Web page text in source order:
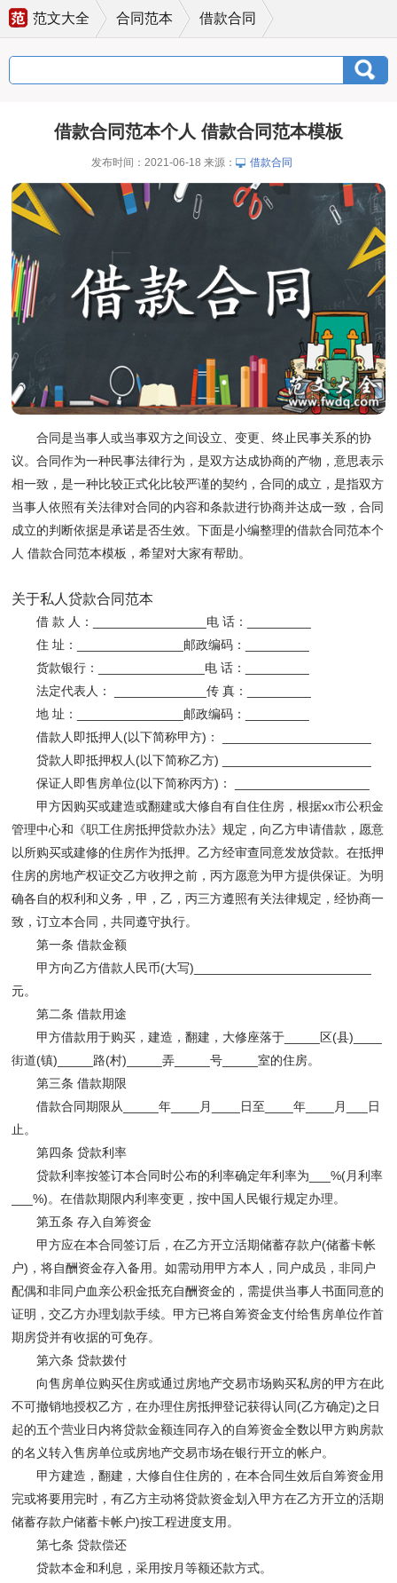
范文大全 合同范本 借款合同
借款合同范本个人 借款合同范本模板
发布时间：2021-06-18 来源： 借款合同
合同是当事人或当事双方之间设立、变更、终止民事关系的协
议。合同作为一种民事法律行为，是双方达成协商的产物，意思表示
相一致，是一种比较正式化比较严谨的契约，合同的成立，是指双方
当事人依照有关法律对合同的内容和条款进行协商并达成一致，合同
成立的判断依据是承诺是否生效。下面是小编整理的借款合同范本个
人 借款合同范本模板，希望对大家有帮助。
关于私人贷款合同范本
借 款 人：________________电 话：_________
住 址：_______________邮政编码：_________
货款银行：_______________电 话：_________
法定代表人： _____________传 真：_________
地 址：_______________邮政编码：_________
借款人即抵押人(以下简称甲方)： _____________________
贷款人即抵押权人(以下简称乙方) _____________________
保证人即售房单位(以下简称丙方)： ___________________
甲方因购买或建造或翻建或大修自有自住住房，根据xx市公积金
管理中心和《职工住房抵押贷款办法》规定，向乙方申请借款，愿意
以所购买或建修的住房作为抵押。乙方经审查同意发放贷款。在抵押
住房的房地产权证交乙方收押之前，丙方愿意为甲方提供保证。为明
确各自的权利和义务，甲，乙，丙三方遵照有关法律规定，经协商一
致，订立本合同，共同遵守执行。
第一条 借款金额
甲方向乙方借款人民币(大写)_________________________
元。
第二条 借款用途
甲方借款用于购买，建造，翻建，大修座落于_____区(县)____
街道(镇)_____路(村)_____弄_____号_____室的住房。
第三条 借款期限
借款合同期限从_____年____月____日至____年____月___日
止。
第四条 贷款利率
贷款利率按签订本合同时公布的利率确定年利率为___%(月利率
___%)。在借款期限内利率变更，按中国人民银行规定办理。
第五条 存入自筹资金
甲方应在本合同签订后，在乙方开立活期储蓄存款户(储蓄卡帐
户)，将自酬资金存入备用。如需动用甲方本人，同户成员，非同户
配偶和非同户血亲公积金抵充自酬资金的，需提供当事人书面同意的
证明，交乙方办理划款手续。甲方已将自筹资金支付给售房单位作首
期房贷并有收据的可免存。
第六条 贷款拨付
向售房单位购买住房或通过房地产交易市场购买私房的甲方在此
不可撤销地授权乙方，在办理住房抵押登记获得认同(乙方确定)之日
起的五个营业日内将贷款金额连同存入的自筹资金全数以甲方购房款
的名义转入售房单位或房地产交易市场在银行开立的帐户。
甲方建造，翻建，大修自住住房的，在本合同生效后自筹资金用
完或将要用完时，有乙方主动将贷款资金划入甲方在乙方开立的活期
储蓄存款户储蓄卡帐户)按工程进度支用。
第七条 贷款偿还
贷款本金和利息，采用按月等额还款方式。